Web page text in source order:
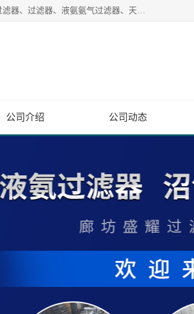
廊坊盛耀过滤设备有限公司主营产品：液氨过滤器、沼气过滤器、氨气分离器、二氧化碳过滤器、过滤器、液氨氨气过滤器、天然气过滤器、管道过滤器、*过滤器、液氨除油除水过滤器、氨气除油除水过滤器、焦炉煤气除焦油过滤器等。
公司介绍 公司动态